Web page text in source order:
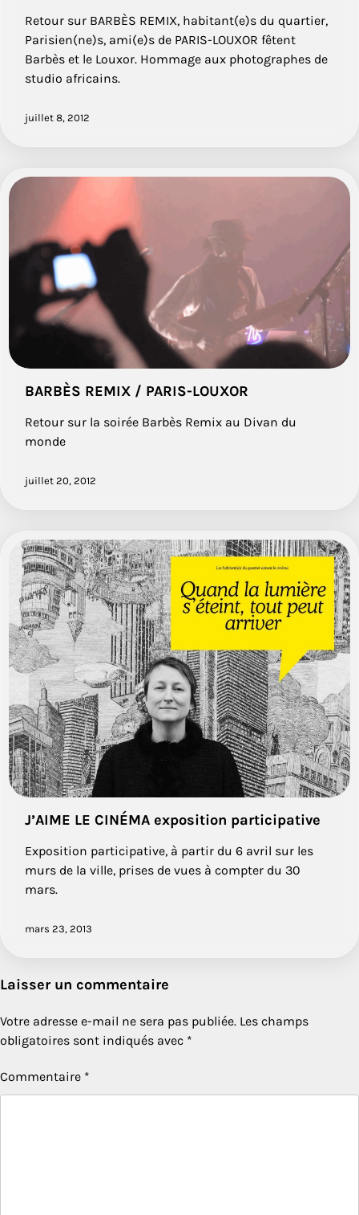
Retour sur BARBÈS REMIX, habitant(e)s du quartier,
Parisien(ne)s, ami(e)s de PARIS-LOUXOR fêtent
Barbès et le Louxor. Hommage aux photographes de
studio africains.
juillet 8, 2012
BARBÈS REMIX / PARIS-LOUXOR
Retour sur la soirée Barbès Remix au Divan du
monde
juillet 20, 2012
J’AIME LE CINÉMA exposition participative
Exposition participative, à partir du 6 avril sur les
murs de la ville, prises de vues à compter du 30
mars.
mars 23, 2013
Laisser un commentaire
Votre adresse e-mail ne sera pas publiée. Les champs
obligatoires sont indiqués avec *
Commentaire *